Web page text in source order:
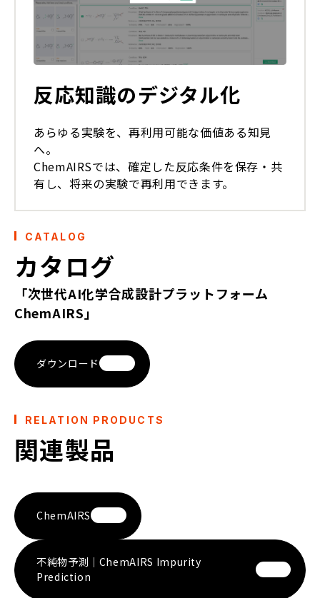
反応知識のデジタル化
あらゆる実験を、再利用可能な価値ある知見
へ。
ChemAIRSでは、確定した反応条件を保存・共
有し、将来の実験で再利用できます。
CATALOG
カタログ
「次世代AI化学合成設計プラットフォーム
ChemAIRS」
ダウンロード
RELATION PRODUCTS
関連製品
ChemAIRS
不純物予測｜ChemAIRS Impurity
Prediction